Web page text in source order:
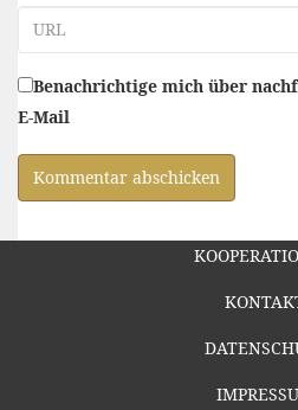
Benachrichtige mich über
E-Mail